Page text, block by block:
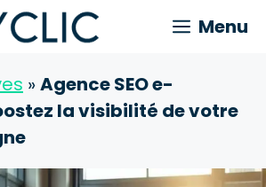
Menu
»Agence SEO e-
la visibilité de votre